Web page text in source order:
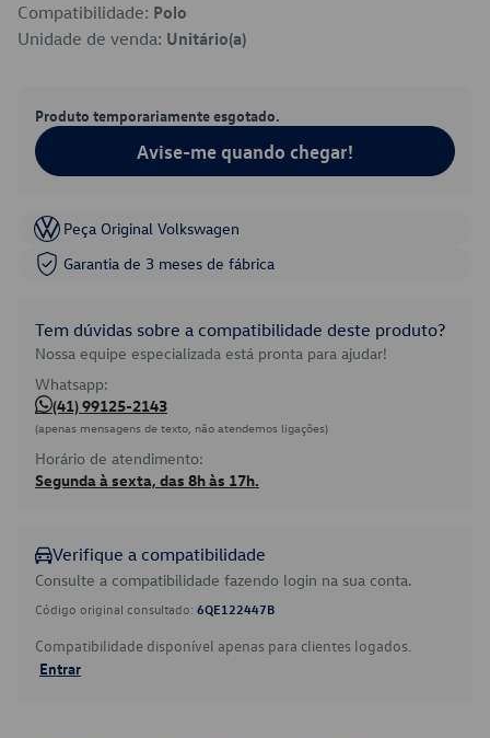
Compatibilidade: Polo
Unidade de venda: Unitário(a)
Produto temporariamente esgotado.
Avise-me quando chegar!
Peça Original Volkswagen
Garantia de 3 meses de fábrica
Tem dúvidas sobre a compatibilidade deste produto?
Nossa equipe especializada está pronta para ajudar!
Whatsapp:
(41) 99125-2143
(apenas mensagens de texto, não atendemos ligações)
Horário de atendimento:
Segunda à sexta, das 8h às 17h.
Verifique a compatibilidade
Consulte a compatibilidade fazendo login na sua conta.
Código original consultado: 6QE122447B
Compatibilidade disponível apenas para clientes logados.
Entrar